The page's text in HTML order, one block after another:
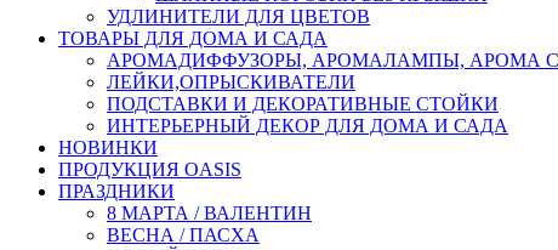
УДЛИНИТЕЛИ ДЛЯ ЦВЕТОВ
ТОВАРЫ ДЛЯ ДОМА И САДА
АРОМАДИФФУЗОРЫ, АРОМАЛАМПЫ, АРОМА
ЛЕЙКИ,ОПРЫСКИВАТЕЛИ
ПОДСТАВКИ И ДЕКОРАТИВНЫЕ СТОЙКИ
ИНТЕРЬЕРНЫЙ ДЕКОР ДЛЯ ДОМА И САДА
НОВИНКИ
ПРОДУКЦИЯ OASIS
ПРАЗДНИКИ
8 МАРТА / ВАЛЕНТИН
ВЕСНА / ПАСХА